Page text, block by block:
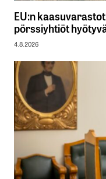
EU:n
pörssiyhtiöt
4.8.2026